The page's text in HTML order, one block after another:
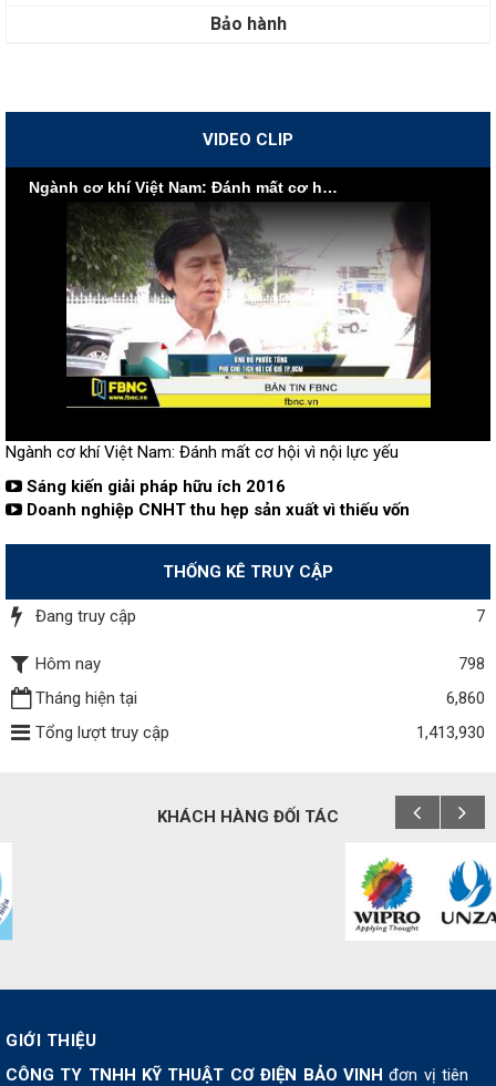
Bảo hành
VIDEO CLIP
Ngành cơ khí Việt Nam: Đánh mất cơ hội vì nội lực yếu
Ngành cơ khí Việt Nam: Đánh mất cơ hội vì nội lực yếu
Sáng kiến giải pháp hữu ích 2016
Doanh nghiệp CNHT thu hẹp sản xuất vì thiếu vốn
THỐNG KÊ TRUY CẬP
Đang truy cập 7
Hôm nay
798
Tháng hiện tại
6,860
Tổng lượt truy cập
1,413,930
KHÁCH HÀNG ĐỐI TÁC
GIỚI THIỆU
CÔNG TY TNHH KỸ THUẬT CƠ ĐIỆN BẢO VINH đơn vị tiên